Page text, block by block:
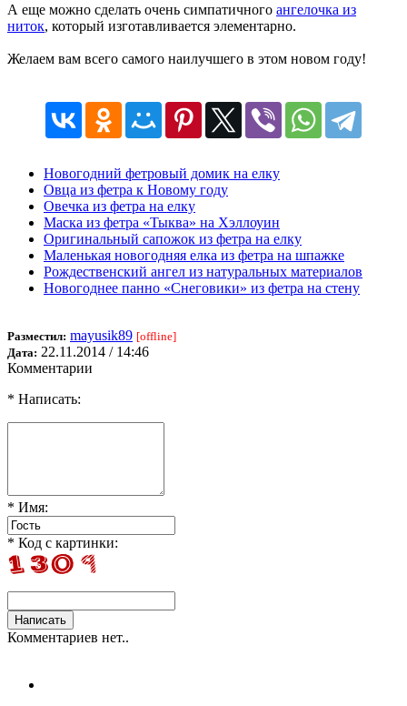
А еще можно сделать очень симпатичного ангелочка из
ниток, который изготавливается элементарно.
Желаем вам всего самого наилучшего в этом новом году!
Новогодний фетровый домик на елку
Овца из фетра к Новому году
Овечка из фетра на елку
Маска из фетра «Тыква» на Хэллоуин
Оригинальный сапожок из фетра на елку
Маленькая новогодняя елка из фетра на шпажке
Рождественский ангел из натуральных материалов
Новогоднее панно «Снеговики» из фетра на стену
Разместил: mayusik89 [offline]
Дата: 22.11.2014 / 14:46
Комментарии
* Написать:
* Имя:
* Код с картинки:
Комментариев нет..